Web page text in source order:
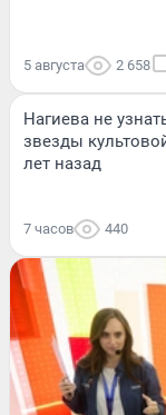
5 августа 2 658
Нагиева не
звезды
лет назад
7 часов 440